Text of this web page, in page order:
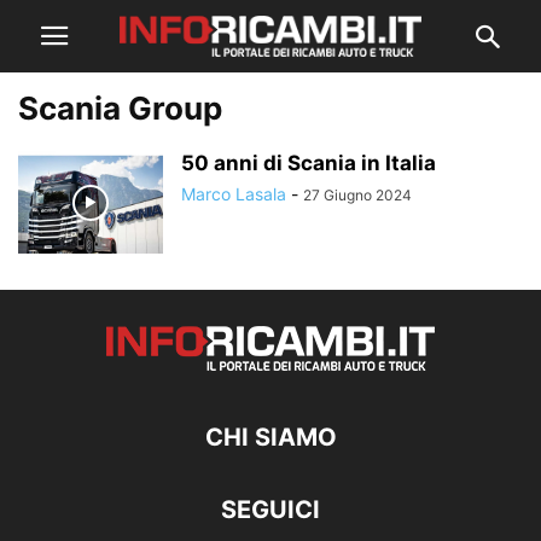
Scania Group
50 anni di Scania in Italia
Marco Lasala - 27 Giugno 2024
CHI SIAMO
SEGUICI